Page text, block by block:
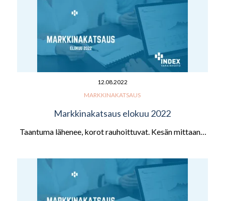
12.08.2022
MARKKINAKATSAUS
Markkinakatsaus elokuu 2022
Taantuma lähenee, korot rauhoittuvat. Kesän mittaan…